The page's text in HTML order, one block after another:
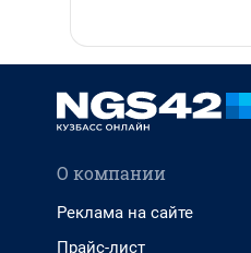
О компании
Реклама на сайте
Прайс-лист